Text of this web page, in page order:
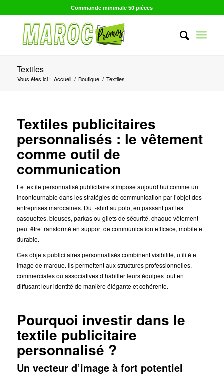
Commande minimale 50 pièces
Textiles
Vous êtes ici : Accueil / Boutique / Textiles
Textiles publicitaires
personnalisés : le vêtement
comme outil de
communication
Le textile personnalisé publicitaire s’impose aujourd’hui comme un
incontournable dans les stratégies de communication par l’objet des
entreprises marocaines. Du t-shirt au polo, en passant par les
casquettes, blouses, parkas ou gilets de sécurité, chaque vêtement
peut être transformé en support de communication efficace, mobile et
durable.
Ces objets publicitaires personnalisés combinent visibilité, utilité et
image de marque. Ils permettent aux structures professionnelles,
commerciales ou associatives d’habiller leurs équipes tout en
diffusant leur identité de manière élégante et cohérente.
Pourquoi investir dans le
textile publicitaire
personnalisé ?
Un vecteur d’image à fort potentiel